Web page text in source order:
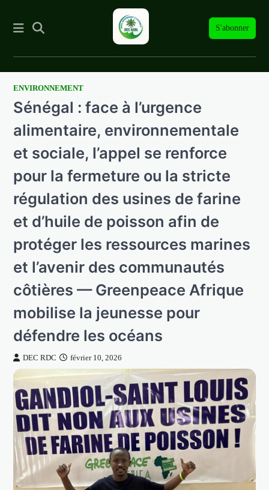
S'abonner
SkipENVIRONNEMENT
Sénégal : face à l’urgence
alimentaire, environnementale
et sociale, l’appel se renforce
pour la fermeture ou la stricte
régulation des usines de farine
et d’huile de poisson afin de
protéger les ressources marines
et l’avenir des communautés
côtières — Greenpeace Afrique
mobilise la jeunesse pour
défendre les océans
DEC RDC février 10, 2026